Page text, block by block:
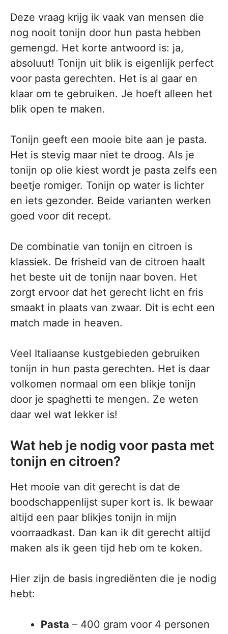
Deze vraag krijg ik vaak van mensen die
nog nooit tonijn door hun pasta hebben
gemengd. Het korte antwoord is: ja,
absoluut! Tonijn uit blik is eigenlijk perfect
voor pasta gerechten. Het is al gaar en
klaar om te gebruiken. Je hoeft alleen het
blik open te maken.
Tonijn geeft een mooie bite aan je pasta.
Het is stevig maar niet te droog. Als je
tonijn op olie kiest wordt je pasta zelfs een
beetje romiger. Tonijn op water is lichter
en iets gezonder. Beide varianten werken
goed voor dit recept.
De combinatie van tonijn en citroen is
klassiek. De frisheid van de citroen haalt
het beste uit de tonijn naar boven. Het
zorgt ervoor dat het gerecht licht en fris
smaakt in plaats van zwaar. Dit is echt een
match made in heaven.
Veel Italiaanse kustgebieden gebruiken
tonijn in hun pasta gerechten. Het is daar
volkomen normaal om een blikje tonijn
door je spaghetti te mengen. Ze weten
daar wel wat lekker is!
Wat heb je nodig voor pasta met
tonijn en citroen?
Het mooie van dit gerecht is dat de
boodschappenlijst super kort is. Ik bewaar
altijd een paar blikjes tonijn in mijn
voorraadkast. Dan kan ik dit gerecht altijd
maken als ik geen tijd heb om te koken.
Hier zijn de basis ingrediënten die je nodig
hebt:
Pasta – 400 gram voor 4 personen